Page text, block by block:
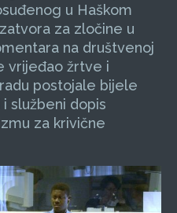
u Haškom
za zločine u
na društvenoj
vrijeđao žrtve i
postojale bijele
službeni dopis
za krivične